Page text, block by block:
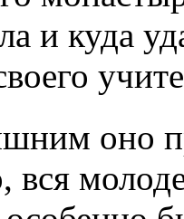
и куда
оно
вся